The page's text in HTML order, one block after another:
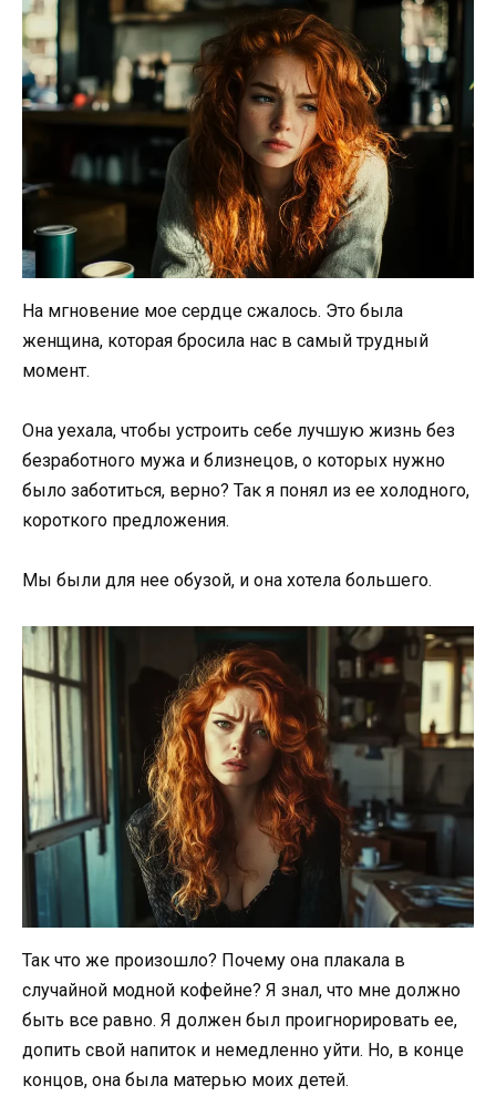
На мгновение мое сердце сжалось. Это была
женщина, которая бросила нас в самый трудный
момент.
Она уехала, чтобы устроить себе лучшую жизнь без
безработного мужа и близнецов, о которых нужно
было заботиться, верно? Так я понял из ее холодного,
короткого предложения.
Мы были для нее обузой, и она хотела большего.
Так что же произошло? Почему она плакала в
случайной модной кофейне? Я знал, что мне должно
быть все равно. Я должен был проигнорировать ее,
допить свой напиток и немедленно уйти. Но, в конце
концов, она была матерью моих детей.